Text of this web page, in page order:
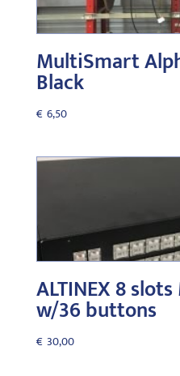
MultiSmart
Black
€ 6,50
ALTINEX 8
w/36 buttons
€ 30,00